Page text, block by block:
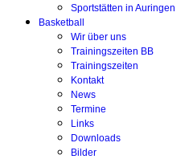
Sportstätten in Auringen
Basketball
Wir über uns
Trainingszeiten BB
Trainingszeiten
Kontakt
News
Termine
Links
Downloads
Bilder